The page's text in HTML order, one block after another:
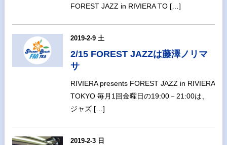
FOREST JAZZ in RIVIERA TO […]
2019-2-9 土
2/15 FOREST JAZZは藤澤ノリマ
サ
RIVIERA presents FOREST JAZZ in RIVIERA
TOKYO 毎月1回金曜日の19:00－21:00は、
ジャズ […]
2019-2-3 日